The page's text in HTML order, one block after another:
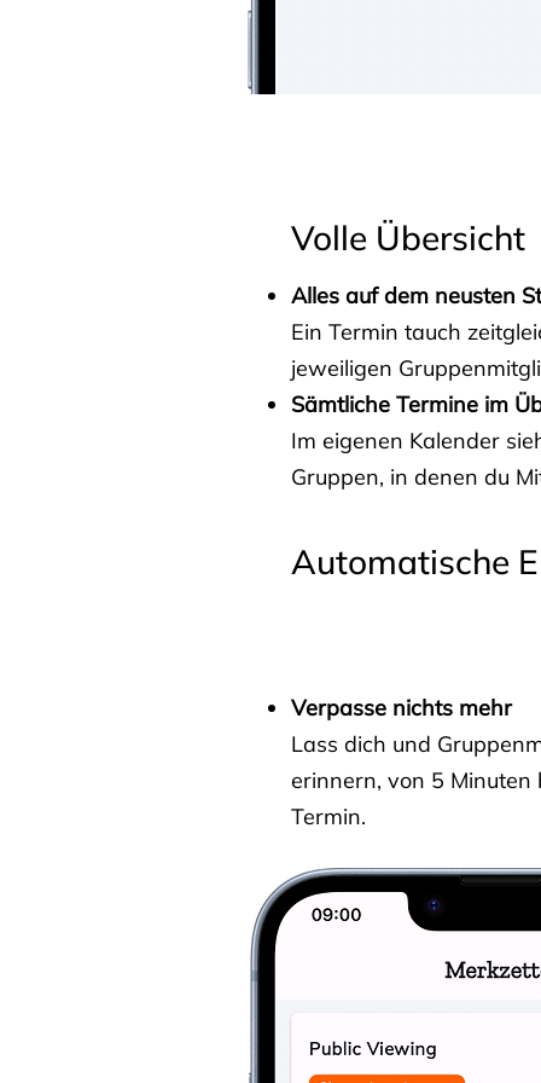
Volle Übersicht
Alles auf dem neusten
Ein Termin tauch
jeweiligen
Sämtliche Termine im
Im eigenen Kalender
Gruppen, in denen du
Automatische
Verpasse nichts mehr
Lass dich und
erinnern, von 5 Minuten
Termin.